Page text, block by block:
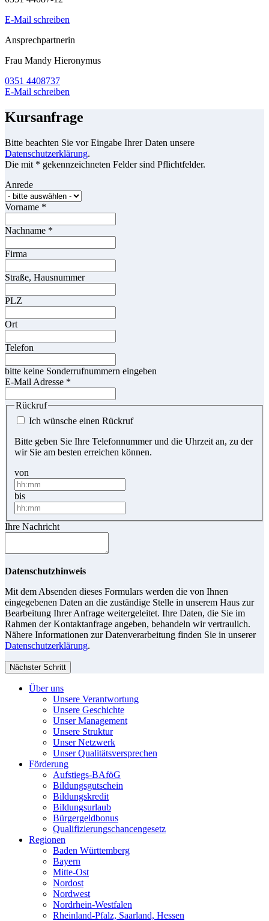
E-Mail schreiben
Ansprechpartnerin
Frau Mandy Hieronymus
0351 4408737
E-Mail schreiben
Kursanfrage
Bitte beachten Sie vor Eingabe Ihrer Daten unsere
Datenschutzerklärung.
Die mit * gekennzeichneten Felder sind Pflichtfelder.
Anrede
Vorname *
Nachname *
Firma
Straße, Hausnummer
PLZ
Ort
Telefon
bitte keine Sonderrufnummern eingeben
E-Mail Adresse *
Rückruf
Ich wünsche einen Rückruf
Bitte geben Sie Ihre Telefonnummer und die Uhrzeit an, zu der
wir Sie am besten erreichen können.
von
bis
Ihre Nachricht
Datenschutzhinweis
Mit dem Absenden dieses Formulars werden die von Ihnen
eingegebenen Daten an die zuständige Stelle in unserem Haus zur
Bearbeitung Ihrer Anfrage weitergeleitet. Ihre Daten, die Sie im
Rahmen der Kontaktanfrage angeben, behandeln wir vertraulich.
Nähere Informationen zur Datenverarbeitung finden Sie in unserer
Datenschutzerklärung.
Nächster Schritt
Über uns
Unsere Verantwortung
Unsere Geschichte
Unser Management
Unsere Struktur
Unser Netzwerk
Unser Qualitätsversprechen
Förderung
Aufstiegs-BAföG
Bildungsgutschein
Bildungskredit
Bildungsurlaub
Bürgergeldbonus
Qualifizierungschancengesetz
Regionen
Baden Württemberg
Bayern
Mitte-Ost
Nordost
Nordwest
Nordrhein-Westfalen
Rheinland-Pfalz, Saarland, Hessen